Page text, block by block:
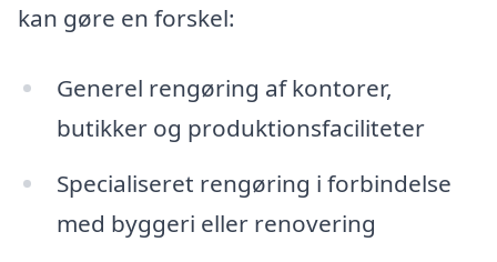
kan gøre en forskel:
Generel rengøring af kontorer,
butikker og produktionsfaciliteter
Specialiseret rengøring i forbindelse
med byggeri eller renovering